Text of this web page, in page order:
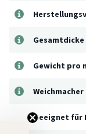
Gesamtdicke
Gewicht pro
Weichmacher
Geeignet für